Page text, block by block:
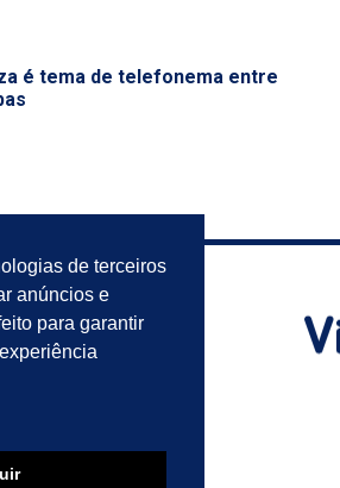
de terceiros
anúncios e
para garantir
é tema de telefonema entre